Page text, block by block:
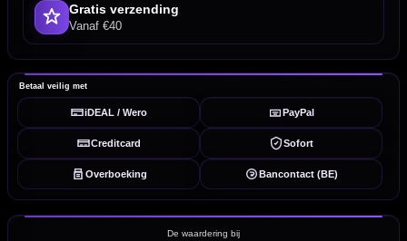
Gratis verzending
Vanaf €40
Betaal veilig met
iDEAL / Wero PayPal
Creditcard Sofort
Overboeking Bancontact (BE)
De waardering bij